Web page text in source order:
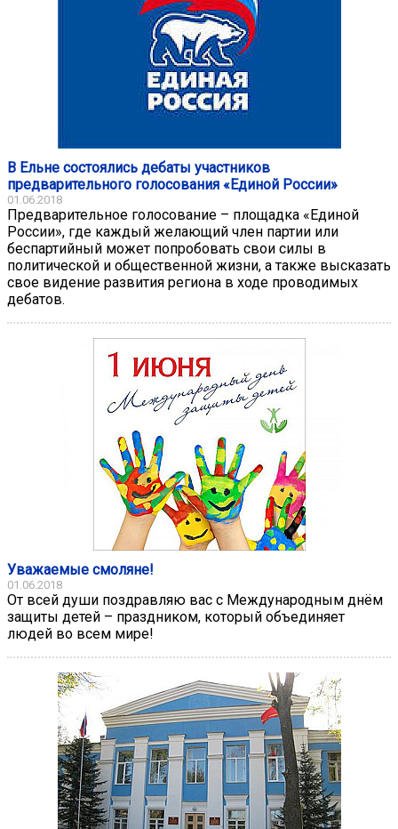
В Ельне состоялись дебаты участников
предварительного голосования «Единой России»
01.06.2018
Предварительное голосование – площадка «Единой
России», где каждый желающий член партии или
беспартийный может попробовать свои силы в
политической и общественной жизни, а также высказать
свое видение развития региона в ходе проводимых
дебатов.
Уважаемые смоляне!
01.06.2018
От всей души поздравляю вас с Международным днём
защиты детей – праздником, который объединяет
людей во всем мире!